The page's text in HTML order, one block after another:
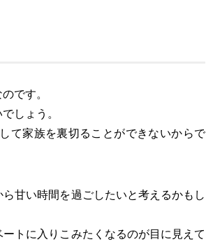
です。
しょう。
て家族を裏切ることができないからで
甘い時間を過ごしたいと考えるかもし
トに入りこみたくなるのが目に見えて